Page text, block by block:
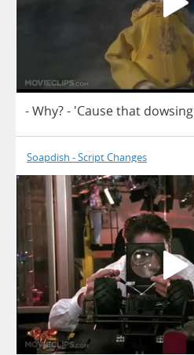
-Why?- 'Causethat dowsing
Soapdish - Script Changes